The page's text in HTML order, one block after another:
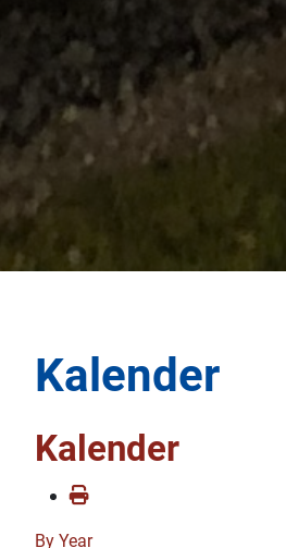
Kalender
Kalender
By Year